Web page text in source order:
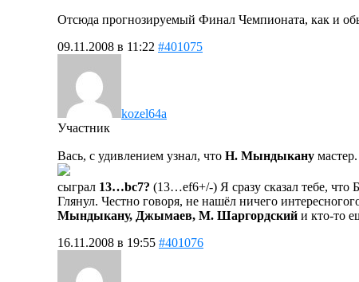
Отсюда прогнозируемый Финал Чемпионата, как и
09.11.2008 в 11:22 #401075
kozel64a
Участник
Вась, с удивлением узнал, что Н. Мындыкану
сыграл 13…bc7? (13…ef6+/-) Я сразу сказал тебе,
Глянул. Честно говоря, не нашёл ничего
Мындыкану, Джымаев, М. Шаргордский и кто-то
16.11.2008 в 19:55 #401076